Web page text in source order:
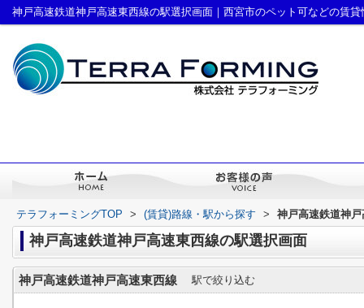
神戸高速鉄道神戸高速東西線の駅選択画面｜西宮市のペット可などの賃
テラフォーミングTOP > (賃貸)路線・駅から探す > 神戸高速鉄道神
神戸高速鉄道神戸高速東西線の駅選択画面
神戸高速鉄道神戸高速東西線 駅で絞り込む